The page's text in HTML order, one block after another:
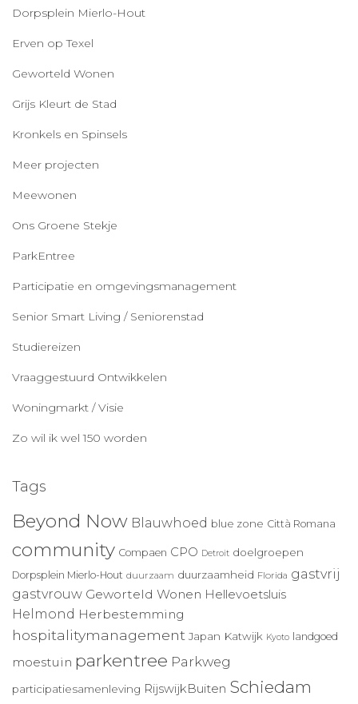
Dorpsplein Mierlo-Hout
Erven op Texel
Geworteld Wonen
Grijs Kleurt de Stad
Kronkels en Spinsels
Meer projecten
Meewonen
Ons Groene Stekje
ParkEntree
Participatie en omgevingsmanagement
Senior Smart Living / Seniorenstad
Studiereizen
Vraaggestuurd Ontwikkelen
Woningmarkt / Visie
Zo wil ik wel 150 worden
Tags
Beyond Now Blauwhoed blue zone Città Romana
community Compaen CPO Detroit doelgroepen
Dorpsplein Mierlo-Hout duurzaam duurzaamheid Florida gastvrij
gastvrouw Geworteld Wonen Hellevoetsluis
Helmond Herbestemming
hospitalitymanagement Japan Katwijk Kyoto landgoed
moestuin parkentree Parkweg
participatiesamenleving RijswijkBuiten Schiedam